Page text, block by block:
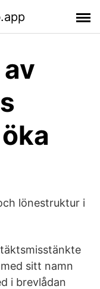
lönestruktur i
sitt namn
i brevlådan